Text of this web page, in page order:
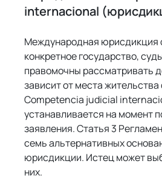
internacional
Международная юрисдикция
конкретное государство,
правомочны рассматривать
зависит от места жительства
Competencia judicial
устанавливается на момент
заявления. Статья 3
семь альтернативных
юрисдикции. Истец может
них.